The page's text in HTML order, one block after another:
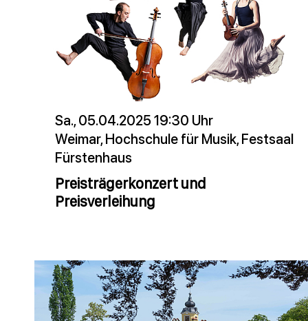
Sa., 05.04.2025 19:30 Uhr
Weimar, Hochschule für Musik, Festsaal
Fürstenhaus
Preisträgerkonzert und
Preisverleihung